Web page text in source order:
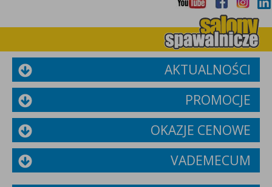
AKTUALNOŚCI
PROMOCJE
OKAZJE CENOWE
VADEMECUM